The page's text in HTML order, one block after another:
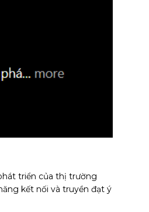
triển của thị trường
kết nối và truyền đạt ý